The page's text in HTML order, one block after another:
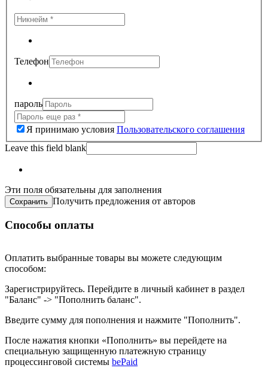
Телефон
пароль
Я принимаю условия Пользовательского соглашения
Leave this field blank
Эти поля обязательны для заполнения
Получить предложения от авторов
Способы оплаты
Оплатить выбранные товары вы можете следующим
способом:
Зарегистрируйтесь. Перейдите в личный кабинет в раздел
"Баланс" -> "Пополнить баланс".
Введите сумму для пополнения и нажмите "Пополнить".
После нажатия кнопки «Пополнить» вы перейдете на
специальную защищенную платежную страницу
процессинговой системы bePaid